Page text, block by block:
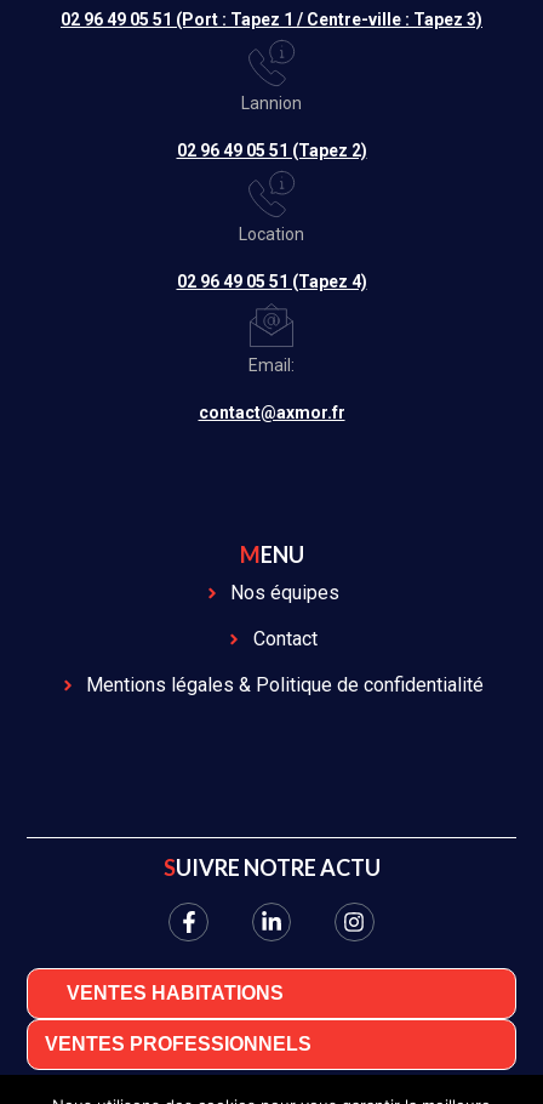
02 96 49 05 51 (Port : Tapez 1 / Centre-ville : Tapez 3)
Lannion
02 96 49 05 51 (Tapez 2)
Location
02 96 49 05 51 (Tapez 4)
Email:
contact@axmor.fr
MENU
Nos équipes
Contact
Mentions légales & Politique de confidentialité
SUIVRE NOTRE ACTU
VENTES HABITATIONS
VENTES PROFESSIONNELS